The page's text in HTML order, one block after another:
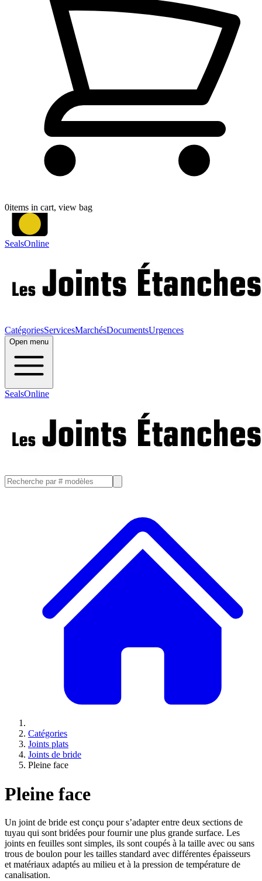
0items in cart, view bag
SealsOnline
CatégoriesServicesMarchésDocumentsUrgences
Open menu
SealsOnline
Catégories
Joints plats
Joints de bride
Pleine face
Pleine face
Un joint de bride est conçu pour s’adapter entre deux sections de
tuyau qui sont bridées pour fournir une plus grande surface. Les
joints en feuilles sont simples, ils sont coupés à la taille avec ou sans
trous de boulon pour les tailles standard avec différentes épaisseurs
et matériaux adaptés au milieu et à la pression de température de
canalisation.